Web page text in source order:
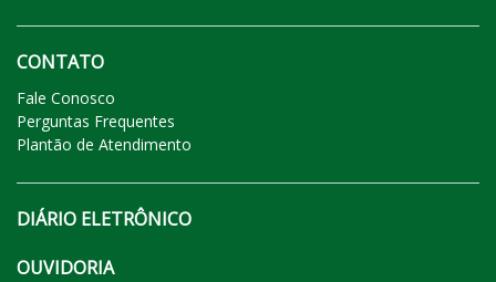
CONTATO
Fale Conosco
Perguntas Frequentes
Plantão de Atendimento
DIÁRIO ELETRÔNICO
OUVIDORIA